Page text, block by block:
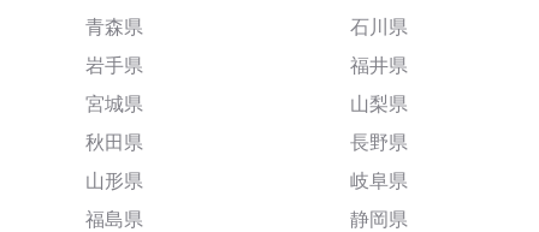
青森県
岩手県
宮城県
秋田県
山形県
福島県
石川県
福井県
山梨県
長野県
岐阜県
静岡県